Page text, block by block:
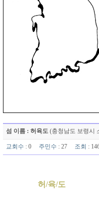
섬 이름 : 허육도 (충청남도 보령시
교회수 : 0 주민수 : 27 조회 :
허/육/도